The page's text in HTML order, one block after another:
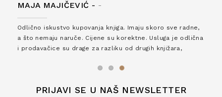
MAJA MAJIČEVIĆ - -
Odlično iskustvo kupovanja knjiga. Imaju skoro sve radne,
a što nemaju naruče. Cijene su korektne. Usluga je odlična
i prodavačice su drage za razliku od drugih knjižara,
PRIJAVI SE U NAŠ NEWSLETTER